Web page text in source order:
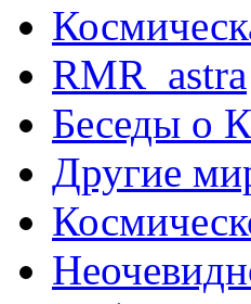
RMR_astra
Беседы о
Другие